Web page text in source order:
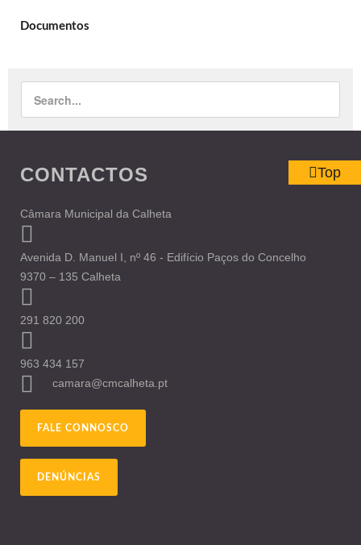
Documentos
CONTACTOS
Câmara Municipal da Calheta
Avenida D. Manuel I, nº 46 - Edifício Paços do Concelho
9370 – 135 Calheta
291 820 200
963 434 157
camara@cmcalheta.pt
FALE CONNOSCO
DENÚNCIAS
Top